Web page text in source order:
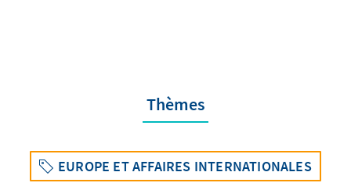
Thèmes
EUROPE ET AFFAIRES INTERNATIONALES